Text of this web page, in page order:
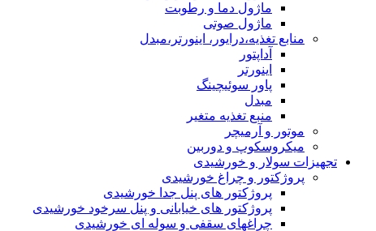
ماژول دما و رطوبت
ماژول صوتی
منابع تغذیه،درایور، اینورتر،مبدل
آداپتور
اینورتر
پاور سوئیچینگ
مبدل
منبع تغذیه متغیر
موتور و آرمیچر
میکروسکوپ و دوربین
تجهیزات سولار و خورشیدی
پروژکتور و چراغ خورشیدی
پروژکتور های پنل جدا خورشیدی
پروژکتور های خیابانی و پنل سرخود خورشیدی
چراغهای سقفی و سوله ای خورشیدی